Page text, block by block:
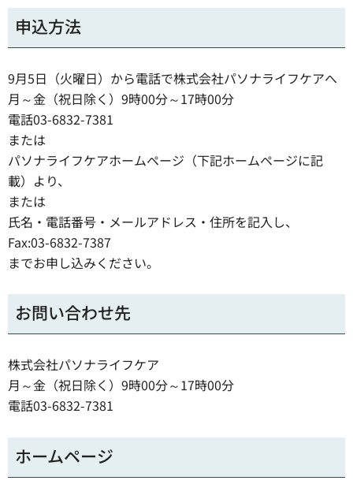
申込方法
9月5日（火曜日）から電話で株式会社パソナライフケアへ
月～金（祝日除く）9時00分～17時00分
電話03-6832-7381
または
パソナライフケアホームページ（下記ホームページに記
載）より、
または
氏名・電話番号・メールアドレス・住所を記入し、
Fax:03-6832-7387
までお申し込みください。
お問い合わせ先
株式会社パソナライフケア
月～金（祝日除く）9時00分～17時00分
電話03-6832-7381
ホームページ